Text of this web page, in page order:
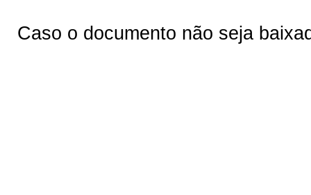
Caso o documento não seja